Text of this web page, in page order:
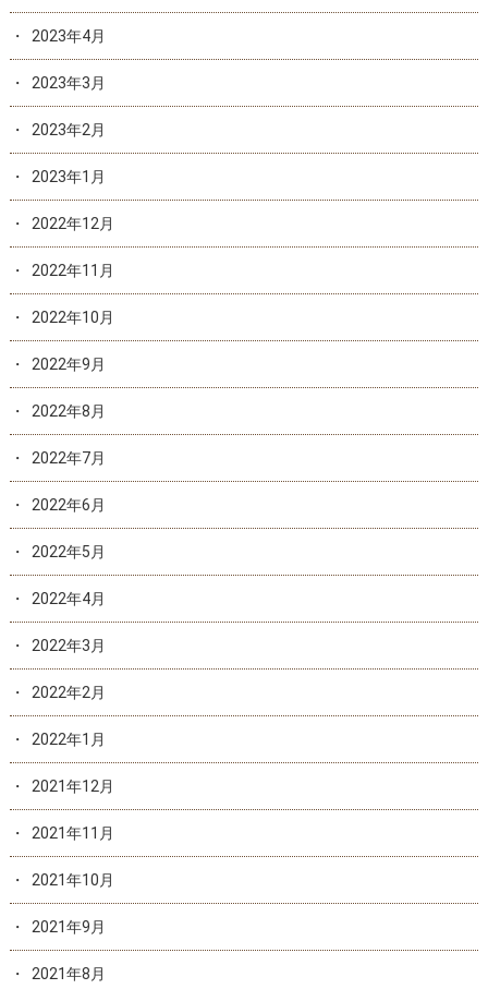
2023年4月
2023年3月
2023年2月
2023年1月
2022年12月
2022年11月
2022年10月
2022年9月
2022年8月
2022年7月
2022年6月
2022年5月
2022年4月
2022年3月
2022年2月
2022年1月
2021年12月
2021年11月
2021年10月
2021年9月
2021年8月